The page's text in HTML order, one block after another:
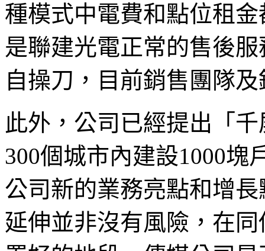
種模式中電費和點位租
是聯建光電正常的售後
自操刀，目前銷售團隊
此外，公司已經提出「
300個城市內建設1000塊
公司新的業務亮點和增
延伸並非沒有風險，在